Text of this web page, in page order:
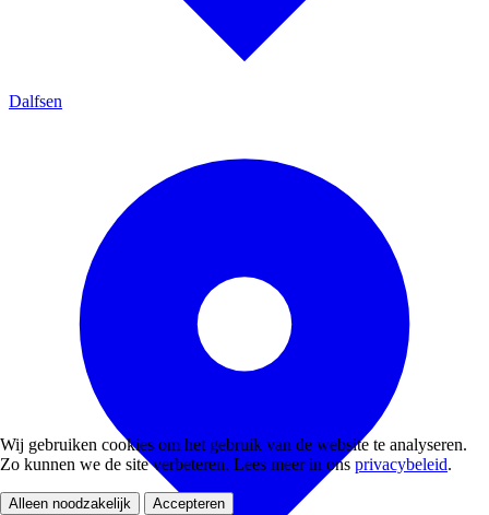
Dalfsen
Wij gebruiken cookies om het gebruik van de website te analyseren.
Zo kunnen we de site verbeteren. Lees meer in ons privacybeleid.
Alleen noodzakelijk Accepteren